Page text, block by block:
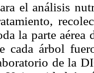
el análisis
la parte aérea
cada árbol
de la